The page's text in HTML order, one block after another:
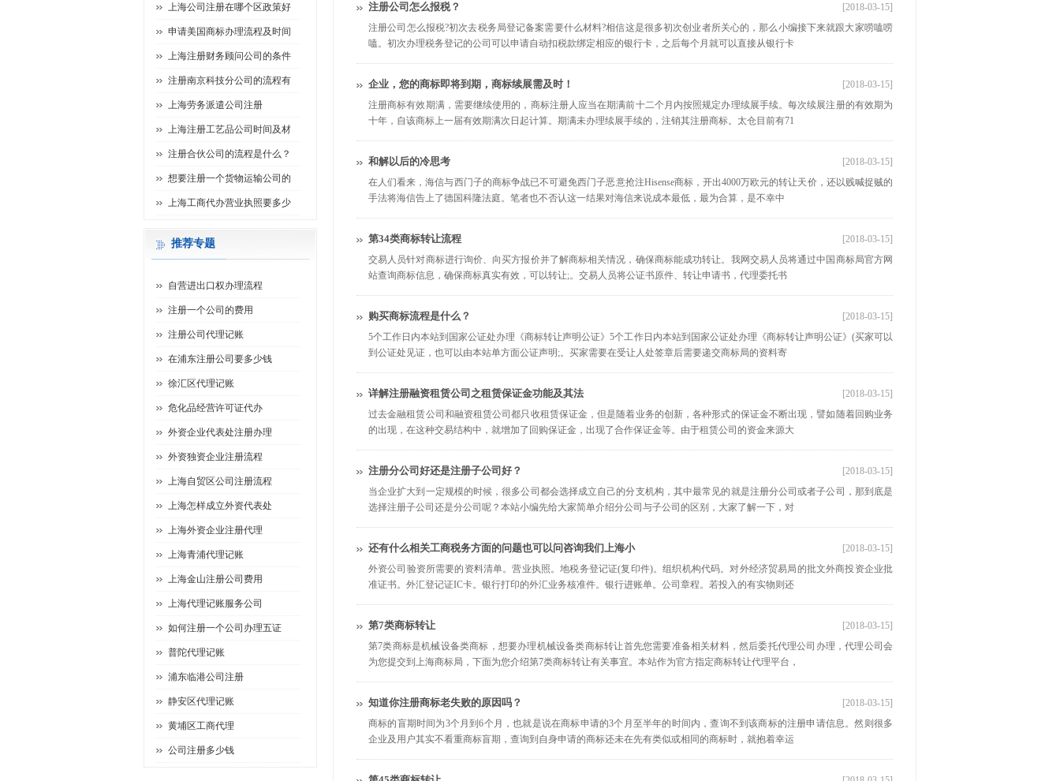
注册公司怎么报税？
[2018-03-15]
注册公司怎么报税?初次去税务局登记备案需要什么材料?相信这是很多初次创业者所关心的，那么小编接下来就跟大家唠嗑唠
嗑。初次办理税务登记的公司可以申请自动扣税款绑定相应的银行卡，之后每个月就可以直接从银行卡
企业，您的商标即将到期，商标续展需及时！
[2018-03-15]
注册商标有效期满，需要继续使用的，商标注册人应当在期满前十二个月内按照规定办理续展手续。每次续展注册的有效期为
十年，自该商标上一届有效期满次日起计算。期满未办理续展手续的，注销其注册商标。太仓目前有71
和解以后的冷思考
[2018-03-15]
在人们看来，海信与西门子的商标争战已不可避免西门子恶意抢注Hisense商标，开出4000万欧元的转让天价，还以贱喊捉贼的
手法将海信告上了德国科隆法庭。笔者也不否认这一结果对海信来说成本最低，最为合算，是不幸中
第34类商标转让流程
[2018-03-15]
交易人员针对商标进行询价、向买方报价并了解商标相关情况，确保商标能成功转让。我网交易人员将通过中国商标局官方网
站查询商标信息，确保商标真实有效，可以转让;。交易人员将公证书原件、转让申请书，代理委托书
购买商标流程是什么？
[2018-03-15]
5个工作日内本站到国家公证处办理《商标转让声明公证》5个工作日内本站到国家公证处办理《商标转让声明公证》(买家可以
到公证处见证，也可以由本站单方面公证声明;。买家需要在受让人处签章后需要递交商标局的资料寄
详解注册融资租赁公司之租赁保证金功能及其法
[2018-03-15]
过去金融租赁公司和融资租赁公司都只收租赁保证金，但是随着业务的创新，各种形式的保证金不断出现，譬如随着回购业务
的出现，在这种交易结构中，就增加了回购保证金，出现了合作保证金等。由于租赁公司的资金来源大
注册分公司好还是注册子公司好？
[2018-03-15]
当企业扩大到一定规模的时候，很多公司都会选择成立自己的分支机构，其中最常见的就是注册分公司或者子公司，那到底是
选择注册子公司还是分公司呢？本站小编先给大家简单介绍分公司与子公司的区别，大家了解一下，对
还有什么相关工商税务方面的问题也可以问咨询我们上海小
[2018-03-15]
外资公司验资所需要的资料清单。营业执照。地税务登记证(复印件)。组织机构代码。对外经济贸易局的批文外商投资企业批
准证书。外汇登记证IC卡。银行打印的外汇业务核准件。银行进账单。公司章程。若投入的有实物则还
第7类商标转让
[2018-03-15]
第7类商标是机械设备类商标，想要办理机械设备类商标转让首先您需要准备相关材料，然后委托代理公司办理，代理公司会
为您提交到上海商标局，下面为您介绍第7类商标转让有关事宜。本站作为官方指定商标转让代理平台，
知道你注册商标老失败的原因吗？
[2018-03-15]
商标的盲期时间为3个月到6个月，也就是说在商标申请的3个月至半年的时间内，查询不到该商标的注册申请信息。然则很多
企业及用户其实不看重商标盲期，查询到自身申请的商标还未在先有类似或相同的商标时，就抱着幸运
上海公司注册在哪个区政策好
申请美国商标办理流程及时间
上海注册财务顾问公司的条件
注册南京科技分公司的流程有
上海劳务派遣公司注册
上海注册工艺品公司时间及材
注册合伙公司的流程是什么？
想要注册一个货物运输公司的
上海工商代办营业执照要多少
推荐专题
自营进出口权办理流程
注册一个公司的费用
注册公司代理记账
在浦东注册公司要多少钱
徐汇区代理记账
危化品经营许可证代办
外资企业代表处注册办理
外资独资企业注册流程
上海自贸区公司注册流程
上海怎样成立外资代表处
上海外资企业注册代理
上海青浦代理记账
上海金山注册公司费用
上海代理记账服务公司
如何注册一个公司办理五证
普陀代理记账
浦东临港公司注册
静安区代理记账
黄埔区工商代理
公司注册多少钱